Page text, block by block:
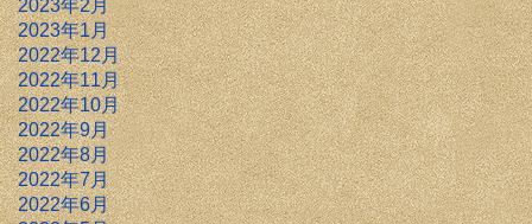
2023年2月
2023年1月
2022年12月
2022年11月
2022年10月
2022年9月
2022年8月
2022年7月
2022年6月